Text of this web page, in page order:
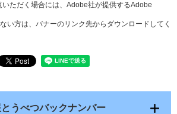
いただく場合には、Adobe社が提供するAdobe
い方は、バナーのリンク先からダウンロードしてく
うべつバックナンバー